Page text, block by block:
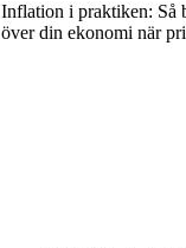
Inflation i praktiken: Så
över din ekonomi när